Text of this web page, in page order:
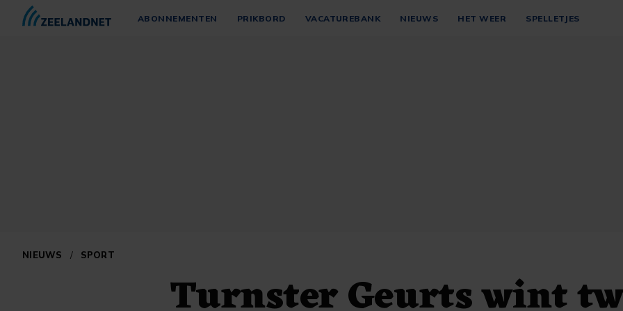
ABONNEMENTEN PRIKBORD VACATUREBANK NIEUWS HET WEER SPELLETJES
NIEUWS / SPORT